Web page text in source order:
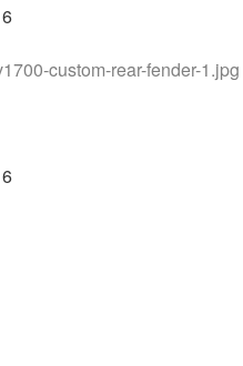
custom-rear-fender-1.jpg